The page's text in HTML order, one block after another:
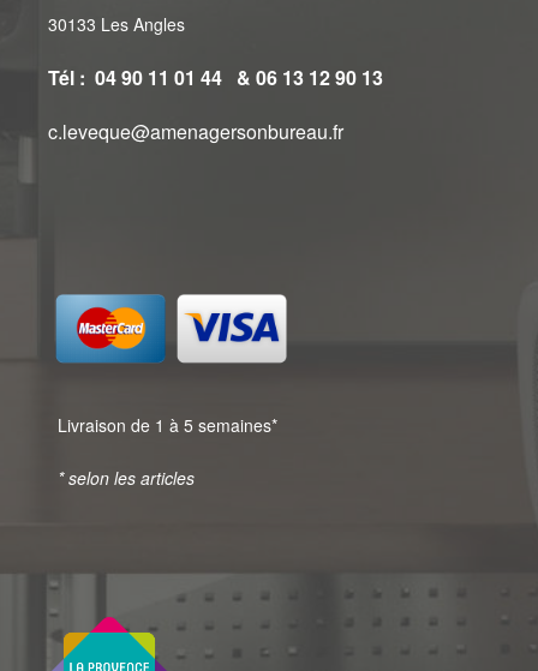
30133 Les Angles
Tél : 04 90 11 01 44 & 06 13 12 90 13
c.leveque@amenagersonbureau.fr
Livraison de 1 à 5 semaines*
* selon les articles